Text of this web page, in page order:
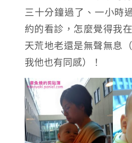
三十分鐘過了、一小時
約的看診，怎麼覺得我
天荒地老還是無聲無息
我他也有同感）！